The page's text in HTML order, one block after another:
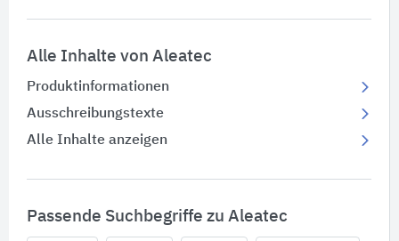
Alle Inhalte von Aleatec
Produktinformationen
Ausschreibungstexte
Alle Inhalte anzeigen
Passende Suchbegriffe zu Aleatec